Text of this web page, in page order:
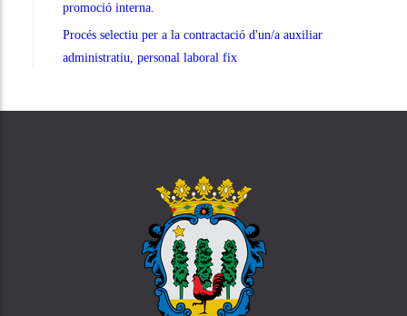
promoció interna.
Procés selectiu per a la contractació d'un/a auxiliar
administratiu, personal laboral fix